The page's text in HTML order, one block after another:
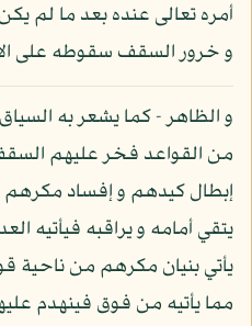
أمره تعالى عنده بعد ما لم
و خرور السقف سقوطه على
و الظاهر - كما يشعر به السياق
من القواعد فخر عليهم
إبطال كيدهم و إفساد
يتقي أمامه و يراقبه فيأتيه
يأتي بنيان مكرهم من ناحية
مما يأتيه من فوق فينهدم